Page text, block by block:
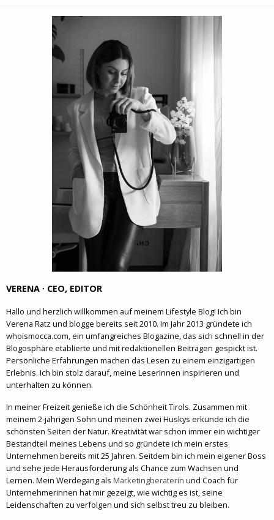
VERENA · CEO, EDITOR
Hallo und herzlich willkommen auf meinem Lifestyle Blog! Ich bin
Verena Ratz und blogge bereits seit 2010. Im Jahr 2013 gründete ich
whoismocca.com, ein umfangreiches Blogazine, das sich schnell in der
Blogosphäre etablierte und mit redaktionellen Beiträgen gespickt ist.
Persönliche Erfahrungen machen das Lesen zu einem einzigartigen
Erlebnis. Ich bin stolz darauf, meine LeserInnen inspirieren und
unterhalten zu können.
In meiner Freizeit genieße ich die Schönheit Tirols. Zusammen mit
meinem 2-jährigen Sohn und meinen zwei Huskys erkunde ich die
schönsten Seiten der Natur. Kreativität war schon immer ein wichtiger
Bestandteil meines Lebens und so gründete ich mein erstes
Unternehmen bereits mit 25 Jahren. Seitdem bin ich mein eigener Boss
und sehe jede Herausforderung als Chance zum Wachsen und
Lernen. Mein Werdegang als Marketingberaterin und Coach für
Unternehmerinnen hat mir gezeigt, wie wichtig es ist, seine
Leidenschaften zu verfolgen und sich selbst treu zu bleiben.